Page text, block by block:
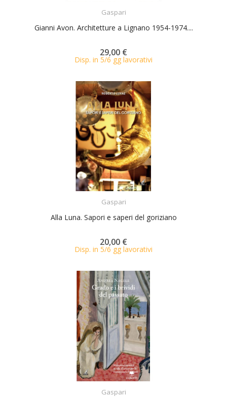
Gaspari
Gianni Avon. Architetture a Lignano 1954-1974....
29,00 €
Disp. in 5/6 gg lavorativi
Gaspari
Alla Luna. Sapori e saperi del goriziano
20,00 €
Disp. in 5/6 gg lavorativi
Gaspari